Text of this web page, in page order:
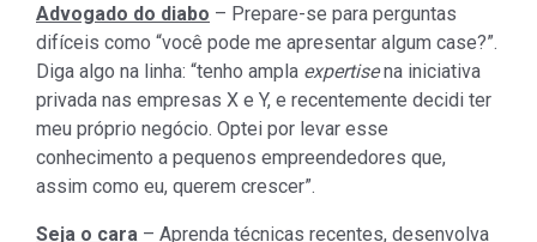
Advogado do diabo – Prepare-se para perguntas
difíceis como “você pode me apresentar algum case?”.
Diga algo na linha: “tenho ampla expertisena iniciativa
privada nas empresas X e Y, e recentemente decidi ter
meu próprio negócio. Optei por levar esse
conhecimento a pequenos empreendedores que,
assim como eu, querem crescer”.
Seja o cara – Aprenda técnicas recentes, desenvolva